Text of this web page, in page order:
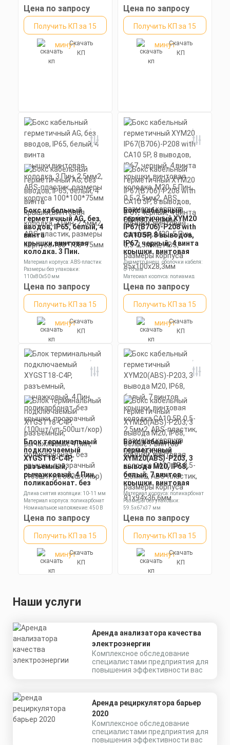
Размеры без упаковки: 50*50 мм
Цена по запросу
Получить КП за 15
минутСкачать
КП
Цена по запросу
Получить КП за 15
минутСкачать
КП
Бокс кабельный
герметичный AG, без
вводов, IP65, белый, 4
винта
крышки,винтовая
колодка, 3 Пин,
2,5мм2, ABS-пластик,
размеры корпуса
100*100*75мм
Материал корпуса: ABS-пластик
Размеры без упаковки:
110х80х50 мм
Степень пылевлагозащиты: IP65
Цена по запросу
Получить КП за 15
минутСкачать
КП
Бокс кабельный
герметичный XYM20
IP67(B706)-P208 with
CA10 5P, 8 выводов,
IP67, черный, 4 винта
крышки, винтовая
колодка, M20, 5 Пин,
0,5-2,5мм2, ABS,
размеры корпуса
85х100х28,3мм
Диаметр внеш. оболочки кабеля:
6-10 мм
Материал корпуса: полиамид
Размеры без упаковки: 63x65x29
мм
Цена по запросу
Получить КП за 15
минутСкачать
КП
Блок терминальный
подключаемый
XYGST18-C4P,
разъемный,
рычажковый, 4 Пин,
поликарбонат, без
крышки, прозрачный
(100шт/уп; 500шт/кор)
Длина снятия изоляции: 10-11 мм
Материал корпуса: поликарбонат
Номинальное напряжение: 450 В
Цена по запросу
Получить КП за 15
минутСкачать
КП
Бокс кабельный
герметичный
XYM20(ABS)-P203, 3
вывода М20, IP68,
белый, 7 винтов
крышки, винтовая
колодка CA10 5P, 0,5-
2,5мм2, ABS-пластик,
размеры корпуса
91х94х36,6мм
Материал корпуса: поликарбонат
Размеры без упаковки:
59.5x67x37 мм
Степень пылевлагозащиты: IP68
Цена по запросу
Получить КП за 15
минутСкачать
КП
Наши услуги
Аренда анализатора качества
электроэнергии
Комплексное обследование
специалистами предприятия для
повышения эффективности вас
Аренда рециркулятора барьер
2020
Комплексное обследование
специалистами предприятия для
повышения эффективности вас